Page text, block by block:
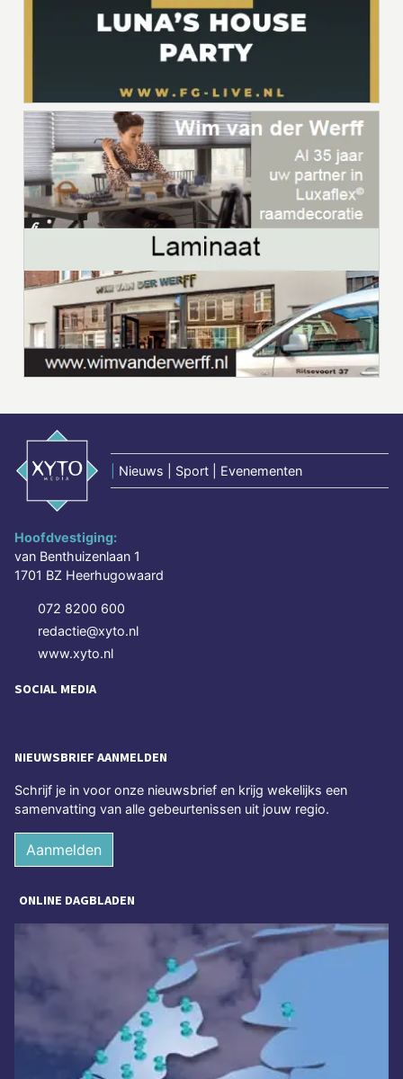
Nieuws | Sport | Evenementen
Hoofdvestiging:
van Benthuizenlaan 1
1701 BZ Heerhugowaard
072 8200 600
redactie@xyto.nl
www.xyto.nl
SOCIAL MEDIA
NIEUWSBRIEF AANMELDEN
Schrijf je in voor onze nieuwsbrief en krijg wekelijks een
samenvatting van alle gebeurtenissen uit jouw regio.
Aanmelden
ONLINE DAGBLADEN